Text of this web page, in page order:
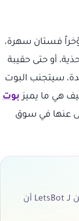
فستان سهرة،
أو حتى حقيبة
سيتجنب البوت
هي ما يميز بوت
عنها في سوق
لا تدع منافسيك يسبقونك. اكتشف كيف يمكن لـ LetsBot أن